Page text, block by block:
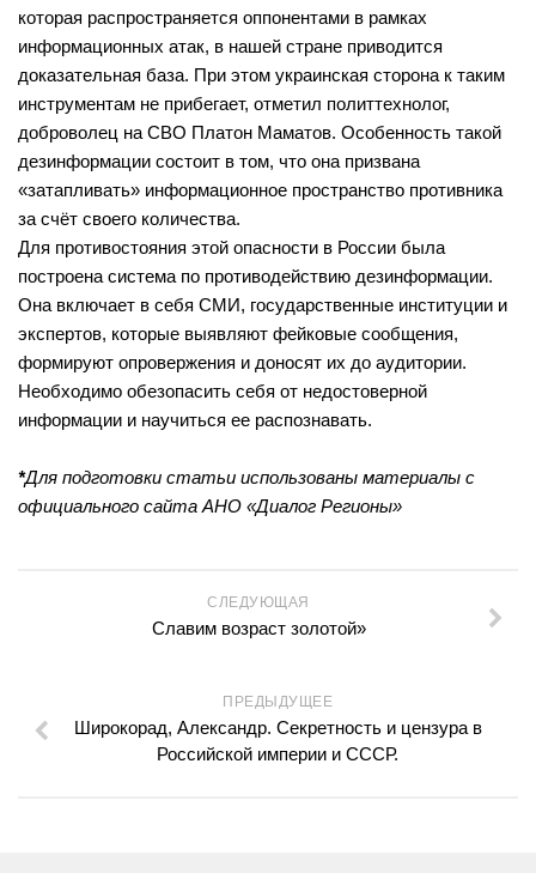
Сельская библиотека д. Шадрино №42
Шибковская сельская библиотека №27
Межпоселенческая библиотека
Информационно-библиографический отдел
Методический отдел
Отдел информационных технологий и информационно-
консультационной работы
Отдел комплектования и обработки литературы
Детская библиотека
Личный кабинет
Версия для слабовидящих
которая распространяется оппонентами в рамках
информационных атак, в нашей стране приводится
доказательная база. При этом украинская сторона к таким
инструментам не прибегает, отметил политтехнолог,
доброволец на СВО Платон Маматов. Особенность такой
дезинформации состоит в том, что она призвана
«затапливать» информационное пространство противника
за счёт своего количества.
Для противостояния этой опасности в России была
построена система по противодействию дезинформации.
Она включает в себя СМИ, государственные институции и
экспертов, которые выявляют фейковые сообщения,
формируют опровержения и доносят их до аудитории.
Необходимо обезопасить себя от недостоверной
информации и научиться ее распознавать.
*Для подготовки статьи использованы материалы с
официального сайта АНО «Диалог Регионы»
СЛЕДУЮЩАЯ
Славим возраст золотой»
ПРЕДЫДУЩЕЕ
Широкорад, Александр. Секретность и цензура в
Российской империи и СССР.